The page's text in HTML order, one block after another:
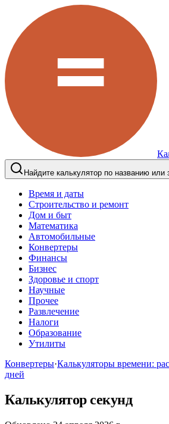
Найдите калькулятор по названию или
Время и даты
Строительство и ремонт
Дом и быт
Математика
Автомобильные
Конвертеры
Финансы
Бизнес
Здоровье и спорт
Научные
Прочее
Развлечение
Налоги
Образование
Утилиты
Конвертеры·Калькуляторы времени:
дней
Калькулятор секунд